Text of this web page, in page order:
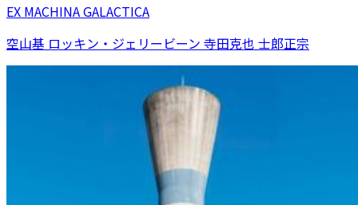
EX MACHINA GALACTICA
空山基 ロッキン・ジェリービーン 寺田克也 士郎正宗